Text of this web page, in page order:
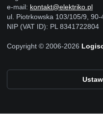
e-mail: kontakt@elektriko.pl
ul. Piotrkowska 103/105/9,
NIP (VAT ID): PL 8341722804
Copyright © 2006-2026